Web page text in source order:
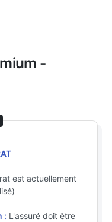
-
est actuellement
: L'assuré doit être